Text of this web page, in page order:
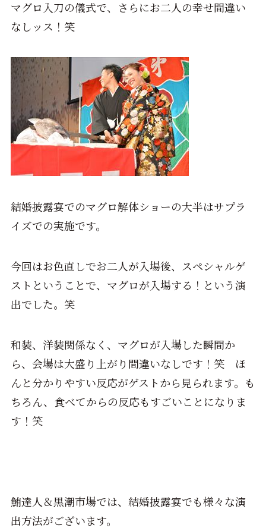
マグロ入刀の儀式で、さらにお二人の幸せ間違い
なしッス！笑
結婚披露宴でのマグロ解体ショーの大半はサプラ
イズでの実施です。
今回はお色直しでお二人が入場後、スペシャルゲ
ストということで、マグロが入場する！という演
出でした。笑
和装、洋装関係なく、マグロが入場した瞬間か
ら、会場は大盛り上がり間違いなしです！笑 ほ
んと分かりやすい反応がゲストから見られます。も
ちろん、食べてからの反応もすごいことになりま
す！笑
鮪達人＆黒潮市場では、結婚披露宴でも様々な演
出方法がございます。